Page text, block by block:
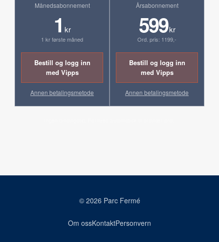
Månedsabonnement
1 kr
1 kr første måned
Bestill og logg inn
med Vipps
Annen betalingsmetode
Årsabonnement
599kr
Ord. pris: 1199,-
Bestill og logg inn
med Vipps
Annen betalingsmetode
© 2026 Parc Fermé
Om ossKontaktPersonvern